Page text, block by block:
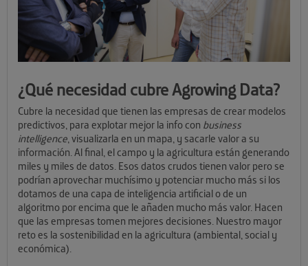
¿Qué necesidad cubre Agrowing Data?
Cubre la necesidad que tienen las empresas de crear modelos
predictivos, para explotar mejor la info con business
intelligence, visualizarla en un mapa, y sacarle valor a su
información. Al final, el campo y la agricultura están generando
miles y miles de datos. Esos datos crudos tienen valor pero se
podrían aprovechar muchísimo y potenciar mucho más si los
dotamos de una capa de inteligencia artificial o de un
algoritmo por encima que le añaden mucho más valor. Hacen
que las empresas tomen mejores decisiones. Nuestro mayor
reto es la sostenibilidad en la agricultura (ambiental, social y
económica).